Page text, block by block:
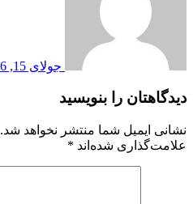
جولای 15, 2026
دیدگاهتان را بنویسید
نشانی ایمیل شما منتشر نخواهد شد.
علامت‌گذاری شده‌اند *